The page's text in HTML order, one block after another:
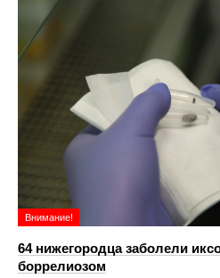
Внимание!
64 нижегородца заболели
боррелиозом